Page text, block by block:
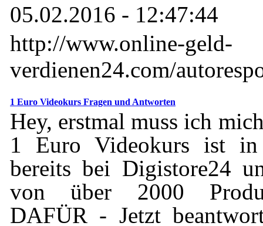
05.02.2016 - 12:47:44
http://www.online-geld-
verdienen24.com/
1 Euro Videokurs Fragen und Antworten
Hey, erstmal muss ich
1 Euro Videokurs ist
bereits bei Digistore24
von über 2000
DAFÜR - Jetzt